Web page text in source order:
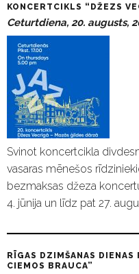
KONCERTCIKLS “DŽEZS
Ceturtdiena, 20. augusts,
Svinot koncertcikla
vasaras mēnešos
bezmaksas džeza
4. jūnija un līdz pat 27.
RĪGAS DZIMŠANAS DIENAS
CIEMOS BRAUCA”